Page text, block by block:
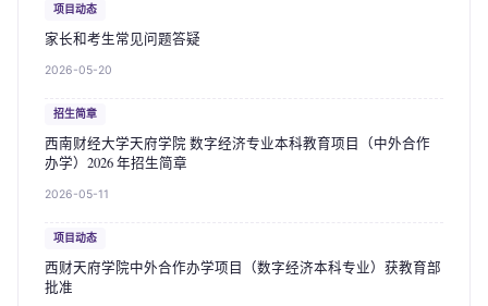
项目动态
家长和考生常见问题答疑
2026-05-20
招生简章
西南财经大学天府学院 数字经济专业本科教育项目（中外合作
办学）2026 年招生简章
2026-05-11
项目动态
西财天府学院中外合作办学项目（数字经济本科专业）获教育部
批准